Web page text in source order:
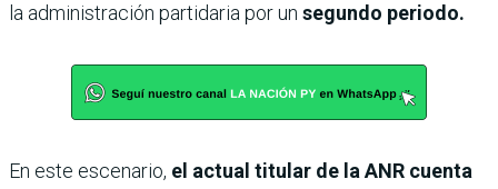
la administración partidaria por un segundo periodo.
En este escenario, el actual titular de la ANR cuenta